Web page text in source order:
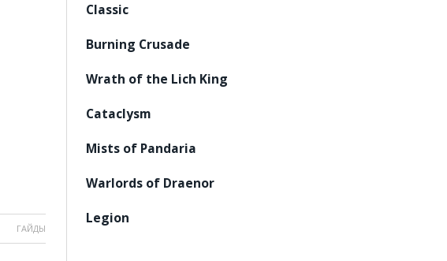
ГАЙДЫ
Classic
Burning Crusade
Wrath of the Lich King
Cataclysm
Mists of Pandaria
Warlords of Draenor
Legion